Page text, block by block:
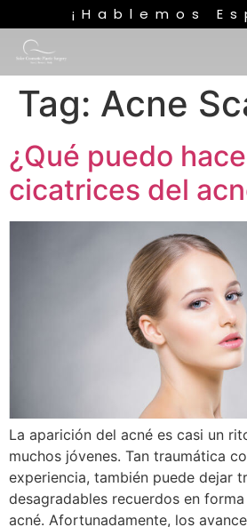
¡Hablemos
Tag: Acne
¿Qué puedo
cicatrices del
La aparición del acné es casi un
muchos jóvenes. Tan traumática
experiencia, también puede dejar
desagradables recuerdos en
acné. Afortunadamente, los